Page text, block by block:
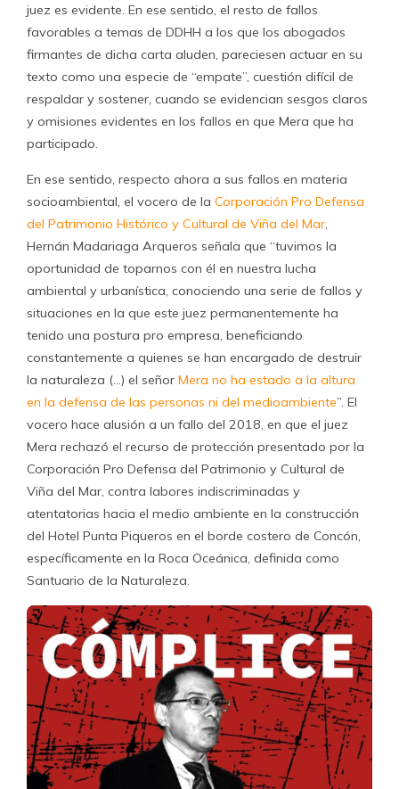
juez es evidente. En ese sentido, el resto de fallos
favorables a temas de DDHH a los que los abogados
firmantes de dicha carta aluden, pareciesen actuar en su
texto como una especie de “empate”, cuestión difícil de
respaldar y sostener, cuando se evidencian sesgos claros
y omisiones evidentes en los fallos en que Mera que ha
participado.
En ese sentido, respecto ahora a sus fallos en materia
socioambiental, el vocero de la Corporación Pro Defensa
del Patrimonio Histórico y Cultural de Viña del Mar,
Hernán Madariaga Arqueros señala que “tuvimos la
oportunidad de toparnos con él en nuestra lucha
ambiental y urbanística, conociendo una serie de fallos y
situaciones en la que este juez permanentemente ha
tenido una postura pro empresa, beneficiando
constantemente a quienes se han encargado de destruir
la naturaleza (…) el señor Mera no ha estado a la altura
en la defensa de las personas ni del medioambiente”. El
vocero hace alusión a un fallo del 2018, en que el juez
Mera rechazó el recurso de protección presentado por la
Corporación Pro Defensa del Patrimonio y Cultural de
Viña del Mar, contra labores indiscriminadas y
atentatorias hacia el medio ambiente en la construcción
del Hotel Punta Piqueros en el borde costero de Concón,
específicamente en la Roca Oceánica, definida como
Santuario de la Naturaleza.